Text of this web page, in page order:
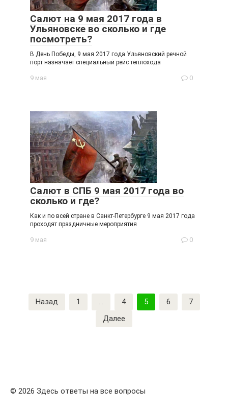
Салют на 9 мая 2017 года в
Ульяновске во сколько и где
посмотреть?
В День Победы, 9 мая 2017 года Ульяновский речной
порт назначает специальный рейс теплохода
9 мая 0
Салют в СПБ 9 мая 2017 года во
сколько и где?
Как и по всей стране в Санкт-Петербурге 9 мая 2017 года
проходят праздничные мероприятия
9 мая 0
Пагинация
записей
Назад 1 … 4 5 6
7
Далее
© 2026 Здесь ответы на все вопросы